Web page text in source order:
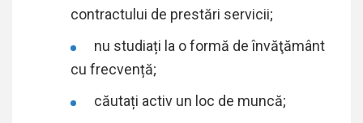
contractului de prestări servicii;
nu studiați la o formă de învăţământ
cu frecvență;
căutați activ un loc de muncă;